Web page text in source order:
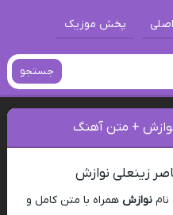
پخش موزیک
جستجو
نوازش + متن آهنگ
زینعلی نوازش
نامنوازش همراه با متن کامل و